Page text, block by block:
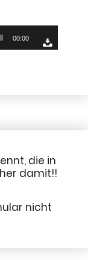
00:00
die in
damit!!
nicht